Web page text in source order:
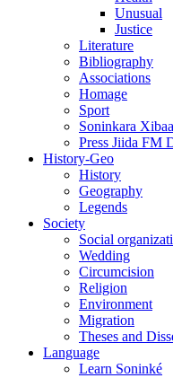
Unusual
Justice
Literature
Bibliography
Associations
Homage
Sport
Soninkara
Press Jiida FM
History-Geo
History
Geography
Legends
Society
Social
Wedding
Circumcision
Religion
Environment
Migration
Theses and
Language
Learn Soninké